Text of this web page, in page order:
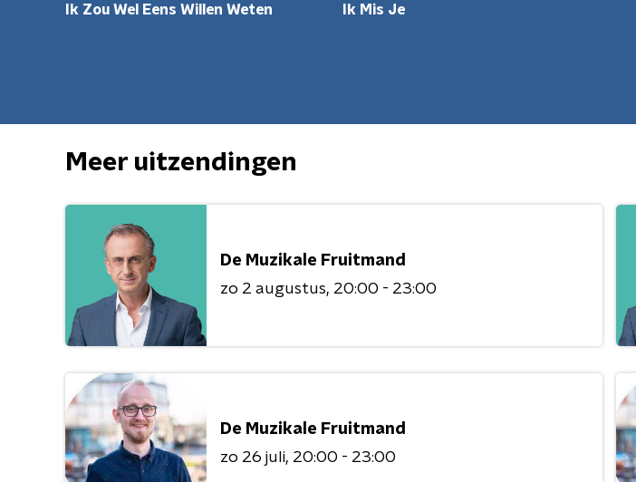
Ik Zou Wel Eens Willen Weten Ik Mis Je
Meer uitzendingen
De Muzikale Fruitmand
zo 2 augustus 20:00 - 23:00
De Muzikale Fruitmand
zo 26 juli 20:00 - 23:00